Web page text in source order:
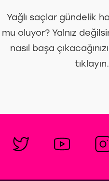
Yağlı saçlar gündelik
mu oluyor? Yalnız
nasıl başa
tıklayın.